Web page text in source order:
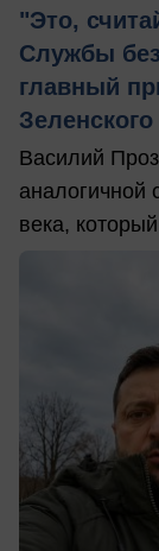
"Это,
Службы
главный
Зеленского
Василий
аналогичной
века,